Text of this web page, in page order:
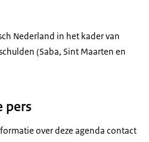
Nederland in het kader van
(Saba, Sint Maarten en
pers
over deze agenda contact